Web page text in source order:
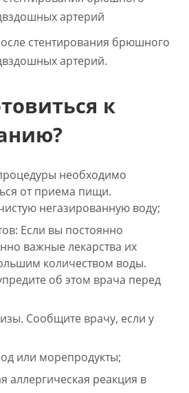
стентирования брюшного
артерий.
к
необходимо
от приема пищи.
негазированную воду;
Если вы постоянно
важные лекарства их
количеством воды.
об этом врача перед
Сообщите врачу, если у
или морепродукты;
аллергическая реакция в